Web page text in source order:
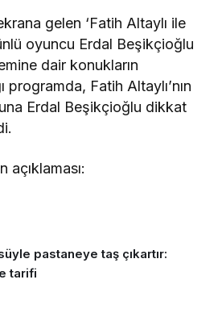
gelen ‘Fatih Altaylı ile
oyuncu Erdal Beşikçioğlu
dair konukların
programda, Fatih Altaylı’nın
Erdal Beşikçioğlu dikkat
açıklaması:
pastaneye taş çıkartır:
tarifi